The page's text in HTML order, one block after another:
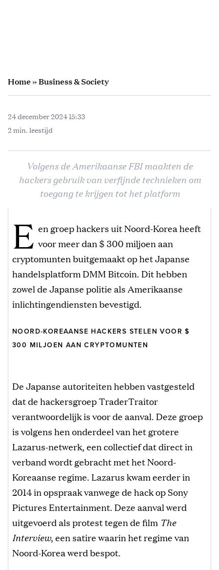
Home»Business & Society
24 december 2024 15:33
2 min. leestijd
Volgens de Amerikaanse FBI maakten de
hackers gebruik van verfijnde technieken om
toegang te krijgen tot het platform
E en groep hackers uit Noord-Korea heeft
voor meer dan $ 300 miljoen aan
cryptomunten buitgemaakt op het Japanse
handelsplatform DMM Bitcoin. Dit hebben
zowel de Japanse politie als Amerikaanse
inlichtingendiensten bevestigd.
NOORD-KOREAANSE HACKERS STELEN VOOR $
300 MILJOEN AAN CRYPTOMUNTEN
De Japanse autoriteiten hebben vastgesteld
dat de hackersgroep TraderTraitor
verantwoordelijk is voor de aanval. Deze groep
is volgens hen onderdeel van het grotere
Lazarus-netwerk, een collectief dat direct in
verband wordt gebracht met het Noord-
Koreaanse regime. Lazarus kwam eerder in
2014 in opspraak vanwege de hack op Sony
Pictures Entertainment. Deze aanval werd
uitgevoerd als protest tegen de film The
Interview, een satire waarin het regime van
Noord-Korea werd bespot.